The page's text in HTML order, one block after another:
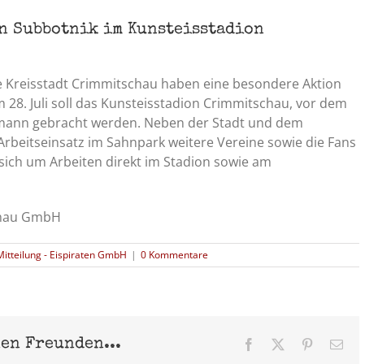
Subbotnik im Kunsteisstadion
Crimmitschau haben eine besondere Aktion
28. Juli soll das Kunsteisstadion Crimmitschau, vor dem
gebracht werden. Neben der Stadt und dem
im Sahnpark weitere Vereine sowie die Fans
um Arbeiten direkt im Stadion sowie am
GmbH
- Eispiraten GmbH | 0 Kommentare
Freunden... Facebook Pinterest
E-